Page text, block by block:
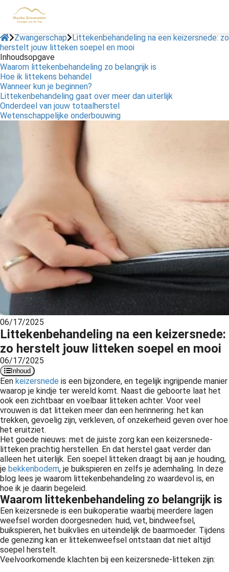
Zwangerschap
Littekenbehandeling na een keizersnede: zo
herstelt jouw litteken soepel en mooi
Inhoudsopgave
Waarom littekenbehandeling zo belangrijk is
Hoe ik littekens behandel
Wanneer kun je beginnen?
Littekenbehandeling gaat over meer dan uiterlijk
Onderdeel van jouw totaalherstel
Wetenschappelijke onderbouwing
06/17/2025
Littekenbehandeling na een keizersnede:
zo herstelt jouw litteken soepel en mooi
06/17/2025
Inhoud
Een keizersnede is een bijzondere, en tegelijk ingrijpende manier
waarop je kindje ter wereld komt. Naast die geboorte laat het
ook een zichtbaar en voelbaar litteken achter. Voor veel
vrouwen is dat litteken meer dan een herinnering: het kan
trekken, gevoelig zijn, verkleven, of onzekerheid geven over hoe
het eruitziet.
Het goede nieuws: met de juiste zorg kan een keizersnede-
litteken prachtig herstellen. En dat herstel gaat verder dan
alleen het uiterlijk. Een soepel litteken draagt bij aan je houding,
je bekkenbodem, je buikspieren en zelfs je ademhaling. In deze
blog lees je waarom littekenbehandeling zo waardevol is, en
hoe ik je daarin begeleid.
Waarom littekenbehandeling zo belangrijk is
Een keizersnede is een buikoperatie waarbij meerdere lagen
weefsel worden doorgesneden: huid, vet, bindweefsel,
buikspieren, het buikvlies en uiteindelijk de baarmoeder. Tijdens
de genezing kan er littekenweefsel ontstaan dat niet altijd
soepel herstelt.
Veelvoorkomende klachten bij een keizersnede-litteken zijn:
policy
Ze
gebruikt
om
te
over
van
op
gebruikt
te
de
Hierdoor
website-
van